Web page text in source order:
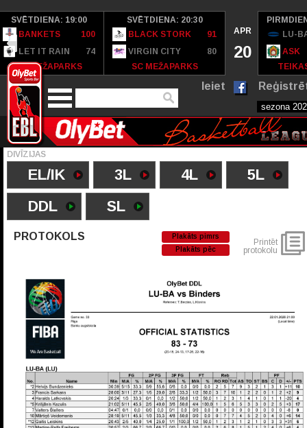
SVĒTDIENA: 19:00
BANKETS
100
LET IT RAIN
74
SC MEŽAPARKS
SVĒTDIENA: 20:30
BLACK STORK
91
VIRGIN CITY
80
SC MEŽAPARKS
APR
20
LU-
ASK
Ieiet
DIVĪZIJAS
EL/IK 3L 4L
5L
DDL
SL
PROTOKOLS
Plakāts pimrs
Plakāts pēc
Printēt
protokolu